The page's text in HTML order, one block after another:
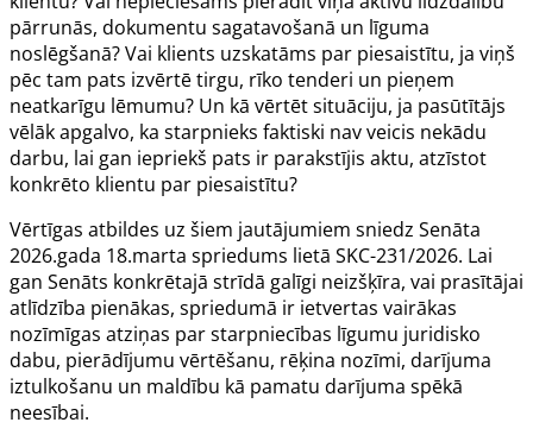
pārrunās, dokumentu sagatavošanā un līguma
noslēgšanā? Vai klients uzskatāms par piesaistītu, ja viņš
pēc tam pats izvērtē tirgu, rīko tenderi un pieņem
neatkarīgu lēmumu? Un kā vērtēt situāciju, ja pasūtītājs
vēlāk apgalvo, ka starpnieks faktiski nav veicis nekādu
darbu, lai gan iepriekš pats ir parakstījis aktu, atzīstot
konkrēto klientu par piesaistītu?
Vērtīgas atbildes uz šiem jautājumiem sniedz Senāta
2026.gada 18.marta spriedums lietā SKC-231/2026. Lai
gan Senāts konkrētajā strīdā galīgi neizšķīra, vai prasītājai
atlīdzība pienākas, spriedumā ir ietvertas vairākas
nozīmīgas atziņas par starpniecības līgumu juridisko
dabu, pierādījumu vērtēšanu, rēķina nozīmi, darījuma
iztulkošanu un maldību kā pamatu darījuma spēkā
neesībai.